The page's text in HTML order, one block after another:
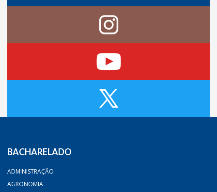
BACHARELADO
ADMINISTRAÇÃO
AGRONOMIA